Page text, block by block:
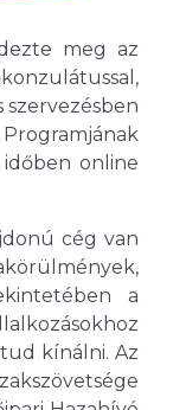
meg az
szervezésben
online
cég van
a
kínálni. Az